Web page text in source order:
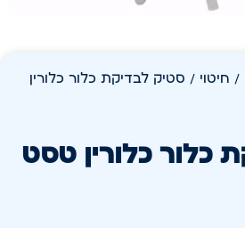
/ חיטוי / סטיק לבדיקת כלור כלורין
כלור כלורין טסט